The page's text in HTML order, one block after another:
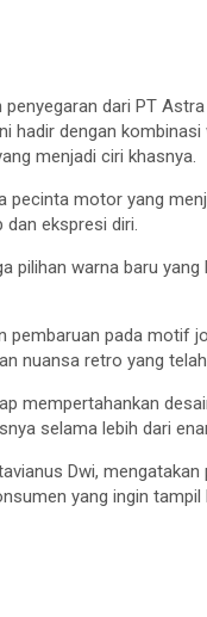
dari PT
hadir dengan
menjadi ciri khasnya.
pecinta motor yang
dan ekspresi diri.
pilihan warna baru
pembaruan pada motif
nuansa retro yang
mempertahankan
selama lebih dari
Dwi,
yang ingin tampil